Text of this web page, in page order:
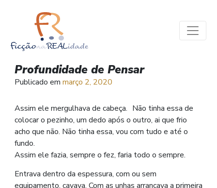
Profundidade de Pensar
Publicado em março 2, 2020
Assim ele mergulhava de cabeça. Não tinha essa de
colocar o pezinho, um dedo após o outro, ai que frio
acho que não. Não tinha essa, vou com tudo e até o
fundo.
Assim ele fazia, sempre o fez, faria todo o sempre.
Entrava dentro da espessura, com ou sem
equipamento, cavava. Com as unhas arrancava a primeira